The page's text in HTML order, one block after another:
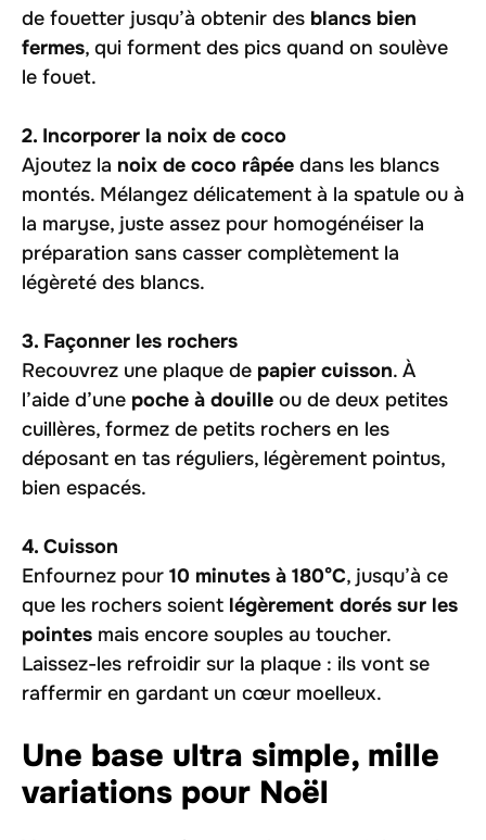
de fouetter jusqu’à obtenir des blancs bien
fermes, qui forment des pics quand on soulève
le fouet.
2. Incorporer la noix de coco
Ajoutez la noix de coco râpée dans les blancs
montés. Mélangez délicatement à la spatule ou à
la maryse, juste assez pour homogénéiser la
préparation sans casser complètement la
légèreté des blancs.
3. Façonner les rochers
Recouvrez une plaque de papier cuisson. À
l’aide d’une poche à douille ou de deux petites
cuillères, formez de petits rochers en les
déposant en tas réguliers, légèrement pointus,
bien espacés.
4. Cuisson
Enfournez pour 10 minutes à 180°C, jusqu’à ce
que les rochers soient légèrement dorés sur les
pointes mais encore souples au toucher.
Laissez-les refroidir sur la plaque : ils vont se
raffermir en gardant un cœur moelleux.
Une base ultra simple, mille
variations pour Noël